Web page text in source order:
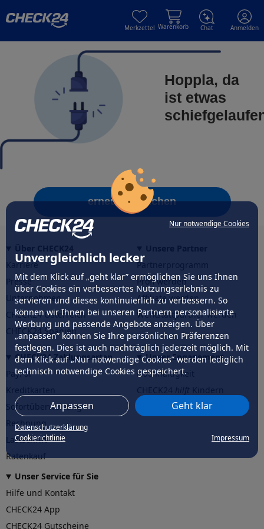
Nur notwendige Cookies
Unvergleichlich lecker
Mit dem Klick auf „geht klar” ermöglichen Sie uns Ihnen
über Cookies ein verbessertes Nutzungserlebnis zu
servieren und dieses kontinuierlich zu verbessern. So
können wir Ihnen bei unseren Partnern personalisierte
Werbung und passende Angebote anzeigen. Über
„anpassen” können Sie Ihre persönlichen Präferenzen
festlegen. Dies ist auch nachträglich jederzeit möglich. Mit
dem Klick auf „Nur notwendige Cookies” werden lediglich
technisch notwendige Cookies gespeichert.
Anpassen Geht klar
Datenschutzerklärung
Cookierichtlinie
Impressum
Merkzettel Warenkorb Chat Anmelden
Hoppla, da
ist etwas
erneut versuchen
Karriere
Presse
Unternehmen
CHECK24 Österreich
CHECK24 Spanien
Partnerprogramm
Profi werden
Affiliate werden
Werkstattpartner werden
CHECK24 Zahlungsarten
PayPal
Sofortüberweisung
Rechnung
Lastschrift
Ratenkauf
Unser Engagement
Nachhaltigkeit
CHECK24hilftder Natur
Unser Service für Sie
Hilfe und Kontakt
CHECK24 App
CHECK24 Gutscheine